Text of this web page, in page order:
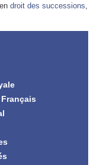
en droit des successions